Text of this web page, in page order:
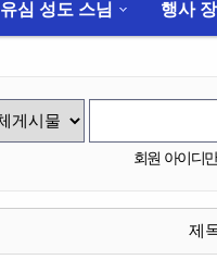
유심 성도 스님 행사
회원 아이디
제